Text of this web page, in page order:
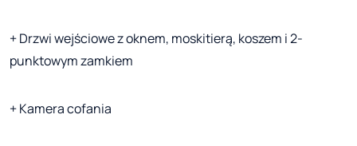
+ Drzwi wejściowe z oknem, moskitierą, koszem i 2-
punktowym zamkiem
+ Kamera cofania